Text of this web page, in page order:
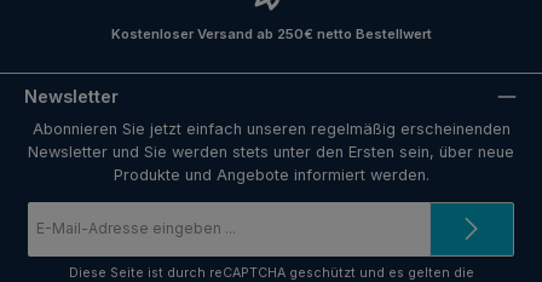
Kostenloser Versand ab 250€ netto Bestellwert
Newsletter
Abonnieren Sie jetzt einfach unseren regelmäßig erscheinenden
Newsletter und Sie werden stets unter den Ersten sein, über neue
Produkte und Angebote informiert werden.
Mail-
Diese Seite ist durch reCAPTCHA geschützt und es gelten die